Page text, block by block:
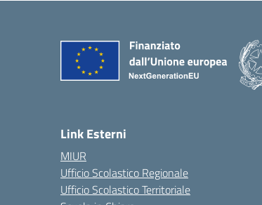
Link Esterni
MIUR
Ufficio Scolastico Regionale
Ufficio Scolastico Territoriale